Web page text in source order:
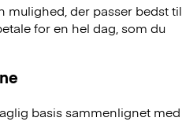
mulighed, der passer bedst til
for en hel dag, som du
basis sammenlignet med